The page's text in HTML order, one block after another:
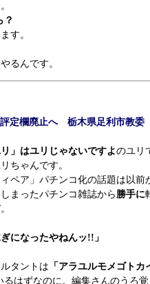
？
す。
るんです。
定欄廃止へ 栃木県足利市教委
」はユリじゃないですよのユリ
ちゃんです。
ペア」パチンコ化の話題は以前
まったパチンコ雑誌から 勝手に
になったやねんッ!!」
タントは 「アラユルモメゴトカ
るはずなのに。編集さんのうろ